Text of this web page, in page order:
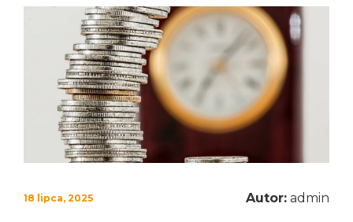
18 lipca, 2025 Autor: admin